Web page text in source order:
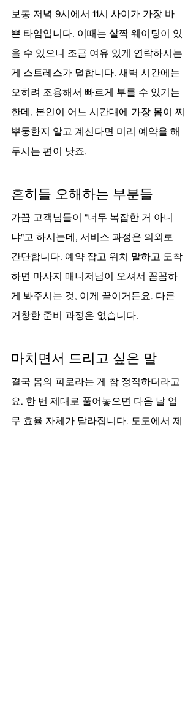
보통 저녁 9시에서 11시 사이가 가장 바
쁜 타임입니다. 이때는 살짝 웨이팅이 있
을 수 있으니 조금 여유 있게 연락하시는
게 스트레스가 덜합니다. 새벽 시간에는
오히려 조용해서 빠르게 부를 수 있기는
한데, 본인이 어느 시간대에 가장 몸이 찌
뿌둥한지 알고 계신다면 미리 예약을 해
두시는 편이 낫죠.
흔히들 오해하는 부분들
가끔 고객님들이 "너무 복잡한 거 아니
냐"고 하시는데, 서비스 과정은 의외로
간단합니다. 예약 잡고 위치 말하고 도착
하면 마사지 매니저님이 오셔서 꼼꼼하
게 봐주시는 것, 이게 끝이거든요. 다른
거창한 준비 과정은 없습니다.
마치면서 드리고 싶은 말
결국 몸의 피로라는 게 참 정직하더라고
요. 한 번 제대로 풀어놓으면 다음 날 업
무 효율 자체가 달라집니다. 도도에서 제